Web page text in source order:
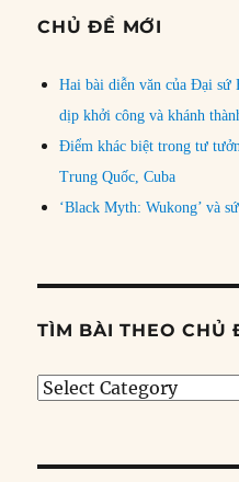
CHỦ ĐỀ MỚI
Hai bài diễn văn của Đại
dịp khởi công và khánh
Điểm khác biệt trong tư
Trung Quốc, Cuba
‘Black Myth: Wukong’ và
TÌM BÀI THEO CHỦ
Tìm